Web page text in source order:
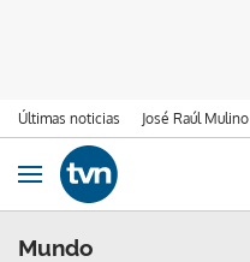
Últimas noticias José Raúl Mulino
Ir al contenido
Obrir navegació
Mundo